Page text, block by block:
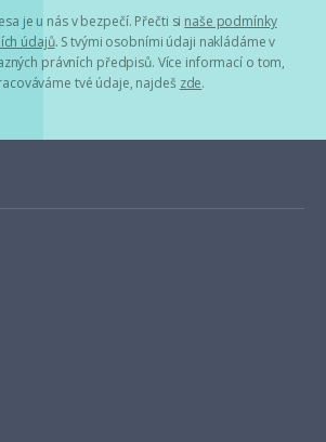
je u nás v bezpečí. Přečti si naše podmínky
údajů. S tvými osobními údaji nakládáme v
právních předpisů. Více informací o tom,
tvé údaje, najdeš zde.